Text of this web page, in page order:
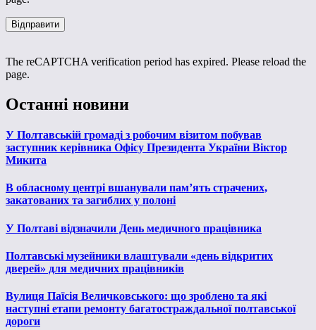
The reCAPTCHA verification period has expired. Please reload the
page.
Останні новини
У Полтавській громаді з робочим візитом побував
заступник керівника Офісу Президента України Віктор
Микита
В обласному центрі вшанували пам’ять страчених,
закатованих та загиблих у полоні
У Полтаві відзначили День медичного працівника
Полтавські музейники влаштували «день відкритих
дверей» для медичних працівників
Вулиця Паїсія Величковського: що зроблено та які
наступні етапи ремонту багатостраждальної полтавської
дороги